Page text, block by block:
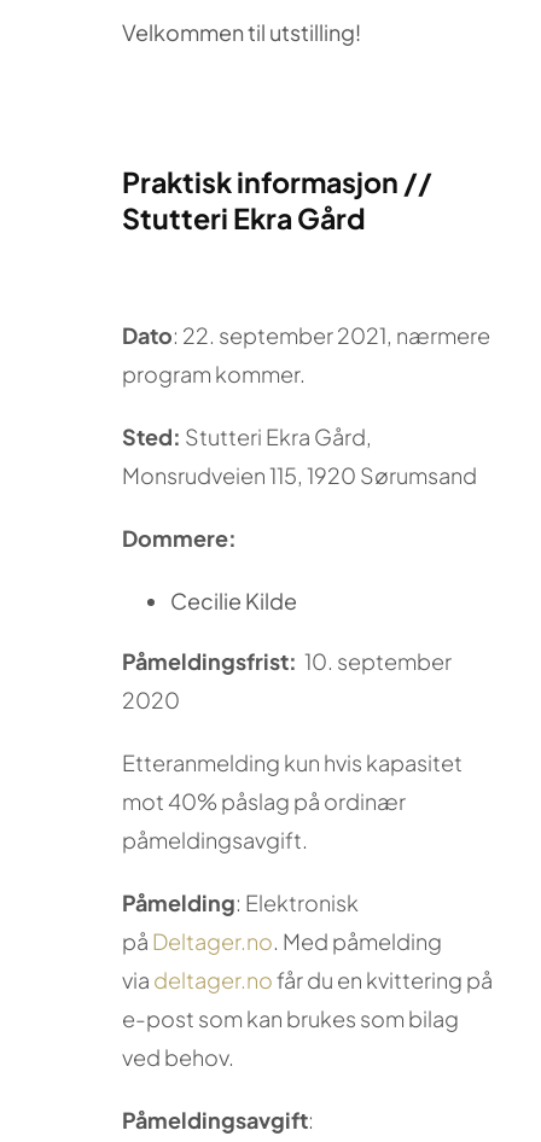
Velkommen til utstilling!
Praktisk informasjon //
Stutteri Ekra Gård
Dato: 22. september 2021, nærmere
program kommer.
Sted: Stutteri Ekra Gård,
Monsrudveien 115, 1920 Sørumsand
Dommere:
Cecilie Kilde
Påmeldingsfrist: 10. september
2020
Etteranmelding kun hvis kapasitet
mot 40% påslag på ordinær
påmeldingsavgift.
Påmelding: Elektronisk
på Deltager.no. Med påmelding
via deltager.nofår du en kvittering på
e-post som kan brukes som bilag
ved behov.
Påmeldingsavgift: